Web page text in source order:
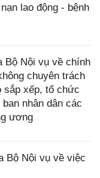
lao động - bệnh
Bộ Nội vụ về chính
chuyên trách
sắp xếp, tổ chức
nhân dân các
ương
Bộ Nội vụ về việc